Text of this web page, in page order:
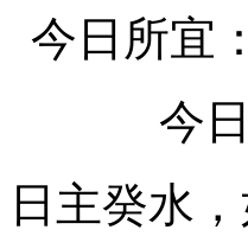
今日所宜
今
日主癸水